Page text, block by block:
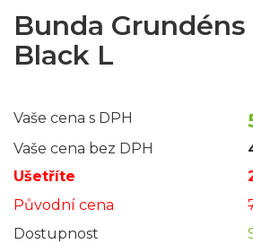
Bunda
Black L
Vaše cena s DPH
Vaše cena bez DPH
Ušetříte
Původní cena
Dostupnost